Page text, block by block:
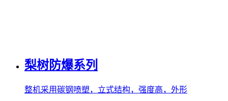
梨树防爆系列
整机采用碳钢喷塑，立式结构，强度高，外形